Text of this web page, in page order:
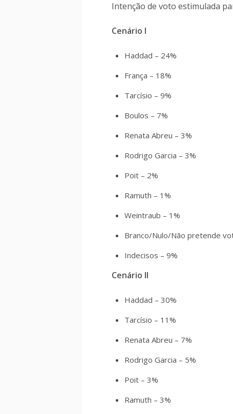
Intenção de voto estimulada
Cenário I
Haddad – 24%
França – 18%
Tarcísio – 9%
Boulos – 7%
Renata Abreu – 3%
Rodrigo Garcia – 3%
Poit – 2%
Ramuth – 1%
Weintraub – 1%
Branco/Nulo/Não pretende
Indecisos – 9%
Cenário II
Haddad – 30%
Tarcísio – 11%
Renata Abreu – 7%
Rodrigo Garcia – 5%
Poit – 3%
Ramuth – 3%